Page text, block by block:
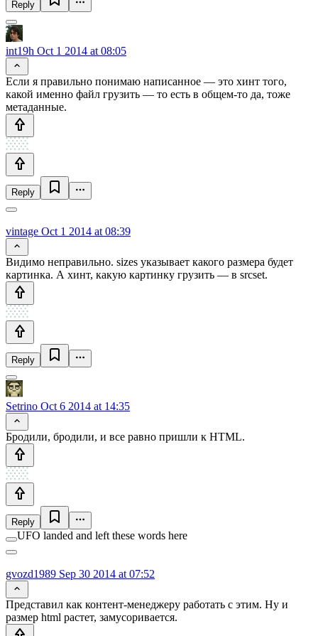
Reply
int19h Oct 1 2014 at 08:05
Если я правильно понимаю написанное — это хинт того,
какой именно файл грузить — то есть в общем-то да, тоже
метаданные.
Reply
vintage Oct 1 2014 at 08:39
Видимо неправильно. sizes указывает какого размера будет
картинка. А хинт, какую картинку грузить — в srcset.
Reply
Setrino Oct 6 2014 at 14:35
Бродили, бродили, и все равно пришли к HTML.
Reply
UFO landed and left these words here
gvozd1989 Sep 30 2014 at 07:52
Представил как контент-менеджеру работать с этим. Ну и
размер html растет, замусоривается.